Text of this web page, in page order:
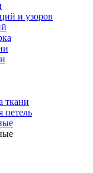
и узоров
ткани
петель